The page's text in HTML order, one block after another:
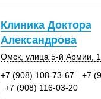
Клиника Доктора
Александрова
Омск, улица 5-й Армии
+7 (908) 108-73-67
+7
+7 (908) 116-03-20